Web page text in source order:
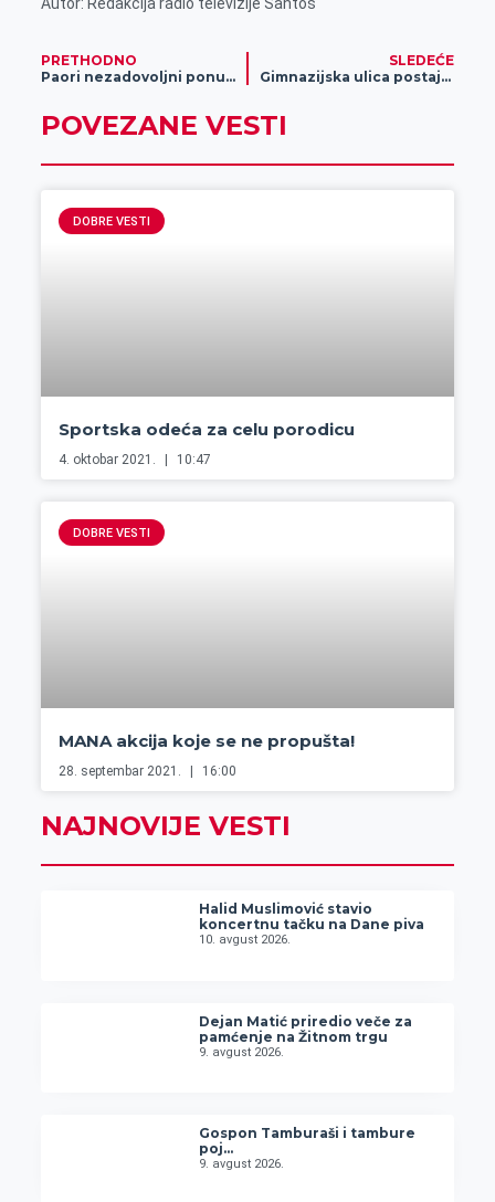
PRETHODNO
Paori nezadovoljni ponudom uljare
SLEDEĆE
Gimnazijska ulica postaje pešačka zona (Video)
POVEZANE VESTI
DOBRE VESTI
Sportska odeća za celu porodicu
4. oktobar 2021. 10:47
DOBRE VESTI
MANA akcija koje se ne propušta!
28. septembar 2021. 16:00
NAJNOVIJE VESTI
Halid Muslimović stavio
koncertnu tačku na Dane piva
10. avgust 2026.
Dejan Matić priredio veče za
pamćenje na Žitnom trgu
9. avgust 2026.
Gospon Tamburaši i tambure
poj…
9. avgust 2026.